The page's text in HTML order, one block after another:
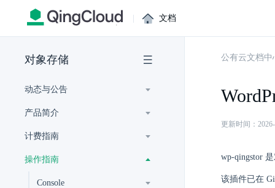
| 文档
对象存储
动态与公告
产品简介
计费指南
操作指南
Console
公有云文档中
更新时间：
wp-qingstor
该插件已在